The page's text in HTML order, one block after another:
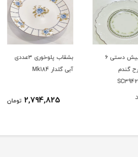
بشقاب پیش دستی ۶
بشقاب پلوخوری ۳عددی
آبی گلدار Mk184
2,794,825 تومان